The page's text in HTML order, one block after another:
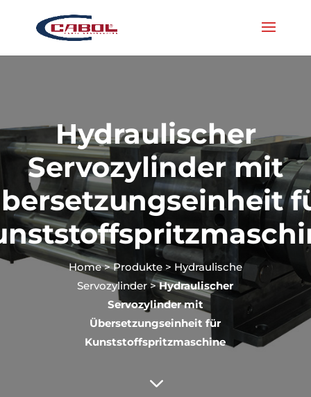
Hydraulischer
Servozylinder mit
Home>Produkte> Hydraulische
Servozylinder>Hydraulischer
Servozylinder mit
Übersetzungseinheit für
Kunststoffspritzmaschine
3